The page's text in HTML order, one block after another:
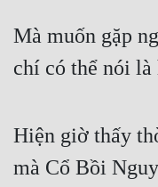
Mà muốn gặp
chí có thể nói là
Hiện giờ thấy
mà Cổ Bồi